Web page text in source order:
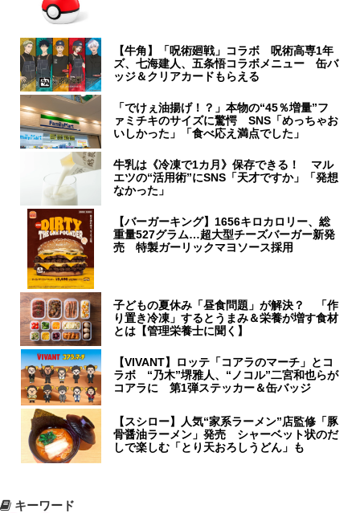
【牛角】「呪術廻戦」コラボ 呪術高専1年
ズ、七海建人、五条悟コラボメニュー 缶バ
ッジ＆クリアカードもらえる
「でけぇ油揚げ！？」本物の“45％増量”フ
ァミチキのサイズに驚愕 SNS「めっちゃお
いしかった」「食べ応え満点でした」
牛乳は《冷凍で1カ月》保存できる！ マル
エツの“活用術”にSNS「天才ですか」「発想
なかった」
【バーガーキング】1656キロカロリー、総
重量527グラム…超大型チーズバーガー新発
売 特製ガーリックマヨソース採用
子どもの夏休み「昼食問題」が解決？ 「作
り置き冷凍」するとうまみ＆栄養が増す食材
とは【管理栄養士に聞く】
【VIVANT】ロッテ「コアラのマーチ」とコ
ラボ “乃木”堺雅人、“ノコル”二宮和也らが
コアラに 第1弾ステッカー＆缶バッジ
【スシロー】人気“家系ラーメン”店監修「豚
骨醤油ラーメン」発売 シャーベット状のだ
しで楽しむ「とり天おろしうどん」も
キーワード